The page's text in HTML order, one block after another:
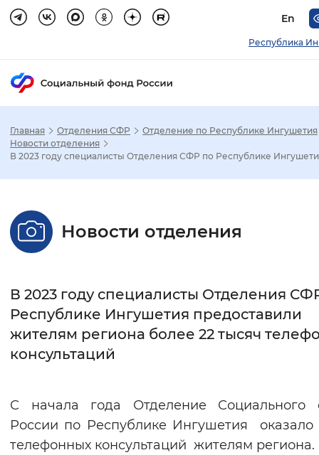
En
Республика
Настройка режима отображения
Стандартный Увеличенный
Без засечек
Цвет сайта
Монохромный Инверсивный
Главная Отделения СФР
Отделение по Республике Ингушетия
Новости отделения
В 2023 году специалисты Отделения СФР по Республике
Новости отделения
В 2023 году специалисты Отделения
Республике Ингушетия предоставили
жителям региона более 22 тысяч
консультаций
С начала года Отделение Социального
России по Республике Ингушетия оказало
телефонных консультаций жителям региона.